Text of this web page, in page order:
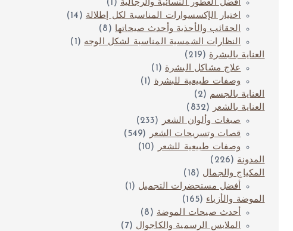
أفضل العطور النسائية والرجالية (1)
اختيار الإكسسوارات المناسبة لكل إطلالة (14)
الحقائب والأحذية وأحدث صيحاتها (8)
النظارات الشمسية المناسبة لشكل الوجه (1)
العناية بالبشرة (219)
علاج مشاكل البشرة (1)
وصفات طبيعية للبشرة (1)
العناية بالجسم (2)
العناية بالشعر
(832)
صبغات وألوان الشعر
(233)
قصات وتسريحات الشعر
(549)
وصفات طبيعية للشعر
(10)
المدونة (226)
المكياج والجمال (18)
أفضل مستحضرات التجميل (1)
الموضة والأزياء (165)
أحدث صيحات الموضة (8)
الملابس الرسمية والكاجوال (7)